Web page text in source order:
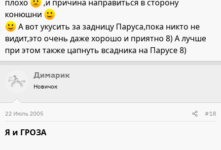
плохо
,и причина направиться в сторону
конюшни
А вот укусить за задницу Паруса,пока никто не
видит,это очень даже хорошо и приятно 8) А лучше
при этом также цапнуть всадника на Парусе 8)
Димарик
Новичок
22 Июль 2005 #18
Я и ГРОЗА